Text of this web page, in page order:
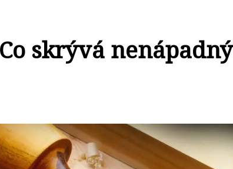
skrývá nenápadný